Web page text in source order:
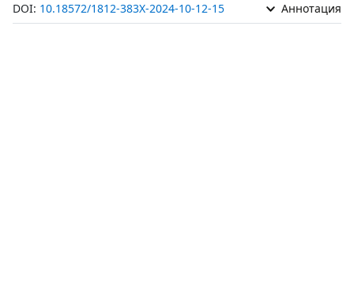
DOI: 10.18572/1812-383X-2024-10-12-15 Аннотация